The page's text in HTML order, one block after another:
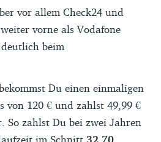
vor allem Check24 und
vorne als Vodafone
beim
Du einen einmaligen
von 120 € und zahlst 49,99 €
So zahlst Du bei zwei Jahren
im Schnitt 32,70